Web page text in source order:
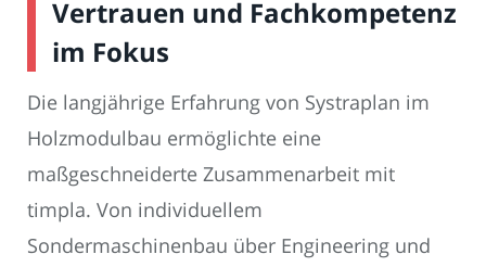
Vertrauen und Fachkompetenz
im Fokus
Die langjährige Erfahrung von Systraplan im
Holzmodulbau ermöglichte eine
maßgeschneiderte Zusammenarbeit mit
timpla. Von individuellem
Sondermaschinenbau über Engineering und